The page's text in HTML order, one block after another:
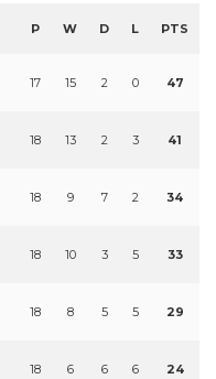
P W D L PTS
17 15 2 0 47
18 13 2 3 41
18 9 7 2 34
18 10 3 5 33
18 8 5 5 29
18 6 6 6 24